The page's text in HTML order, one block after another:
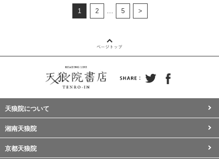
1 2 5 >
天狼院について
湘南天狼院
京都天狼院